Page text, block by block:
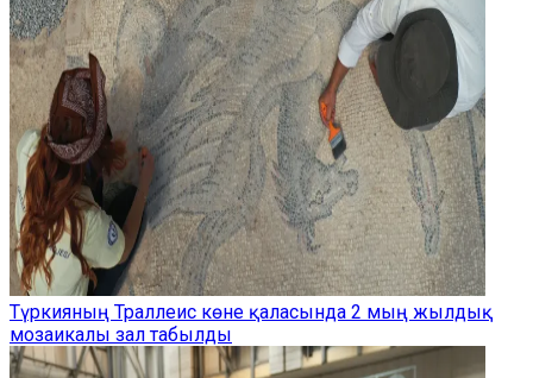
Түркияның Траллеис көне қаласында 2 мың жылдық
мозаикалы зал табылды